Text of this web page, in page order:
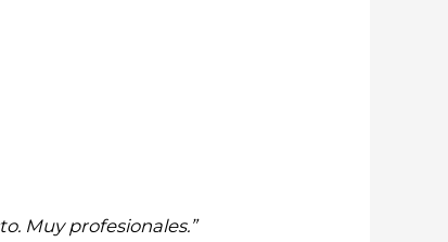
Muy profesionales.”